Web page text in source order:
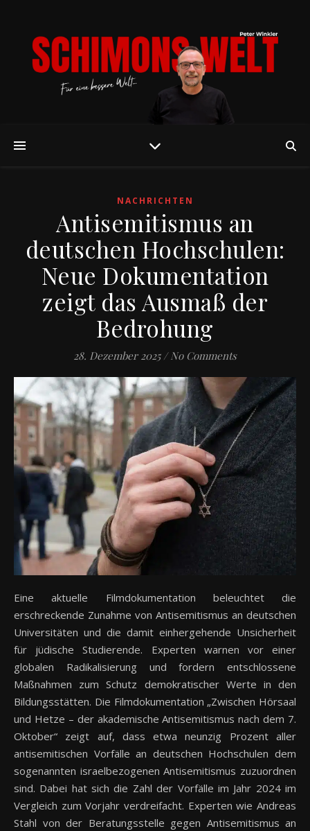
NACHRICHTEN
Antisemitismus an
deutschen Hochschulen:
Neue Dokumentation
zeigt das Ausmaß der
Bedrohung
28. Dezember 2025 / No Comments
Eine aktuelle Filmdokumentation beleuchtet die
erschreckende Zunahme von Antisemitismus an deutschen
Universitäten und die damit einhergehende Unsicherheit
für jüdische Studierende. Experten warnen vor einer
globalen Radikalisierung und fordern entschlossene
Maßnahmen zum Schutz demokratischer Werte in den
Bildungsstätten. Die Filmdokumentation „Zwischen Hörsaal
und Hetze – der akademische Antisemitismus nach dem 7.
Oktober“ zeigt auf, dass etwa neunzig Prozent aller
antisemitischen Vorfälle an deutschen Hochschulen dem
sogenannten israelbezogenen Antisemitismus zuzuordnen
sind. Dabei hat sich die Zahl der Vorfälle im Jahr 2024 im
Vergleich zum Vorjahr verdreifacht. Experten wie Andreas
Stahl von der Beratungsstelle gegen Antisemitismus an